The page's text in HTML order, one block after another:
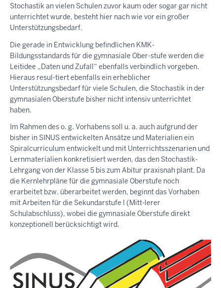
Stochastik an vielen Schulen zuvor kaum oder sogar gar nicht
unterrichtet wurde, besteht hier nach wie vor ein großer
Unterstützungsbedarf.
Die gerade in Entwicklung befindlichen KMK-
Bildungsstandards für die gymnasiale Ober-stufe werden die
Leitidee „Daten und Zufall“ ebenfalls verbindlich vorgeben.
Hieraus resul-tiert ebenfalls ein erheblicher
Unterstützungsbedarf für viele Schulen, die Stochastik in der
gymnasialen Oberstufe bisher nicht intensiv unterrichtet
haben.
Im Rahmen des o. g. Vorhabens soll u. a. auch aufgrund der
bisher in SINUS entwickelten Ansätze und Materialien ein
Spiralcurriculum entwickelt und mit Unterrichtsszenarien und
Lernmaterialien konkretisiert werden, das den Stochastik-
Lehrgang von der Klasse 5 bis zum Abitur praxisnah plant. Da
die Kernlehrpläne für die gymnasiale Oberstufe noch
erarbeitet bzw. überarbeitet werden, beginnt das Vorhaben
mit Arbeiten für die Sekundarstufe I (Mitt-lerer
Schulabschluss), wobei die gymnasiale Oberstufe direkt
konzeptionell berücksichtigt wird.